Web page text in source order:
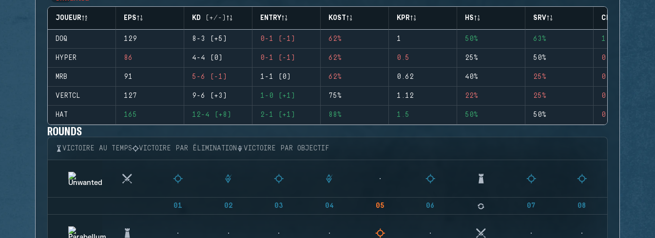
JOUEUR EPS KD (+/-) ENTRY KOST KPR HS SRV CLUTCHES
DOQ 129 8-3 (+5) 0-1 (-1) 62% 1 50% 63% 1
HYPER 86 4-4 (0) 0-1 (-1) 62% 0.5 25% 50% 0
MRB 91 5-6 (-1) 1-1 (0) 62% 0.62 40% 25% 0
VERTCL 127 9-6 (+3) 1-0 (+1) 75% 1.12 22% 25% 0
HAT 165 12-4 (+8) 2-1 (+1) 88% 1.5 50% 50% 0
ROUNDS
VICTOIRE AU TEMPS VICTOIRE PAR ÉLIMINATION VICTOIRE PAR OBJECTIF
01 02 03 04 05 06 07 08